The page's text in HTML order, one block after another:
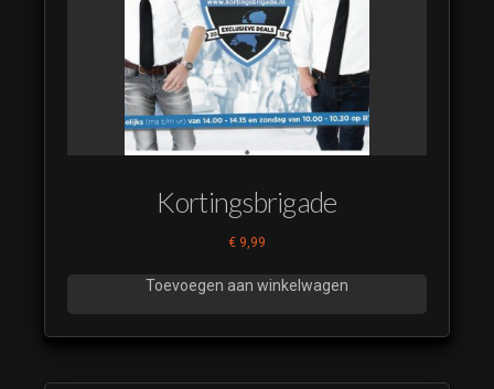
Kortingsbrigade
€ 9,99
Toevoegen aan winkelwagen